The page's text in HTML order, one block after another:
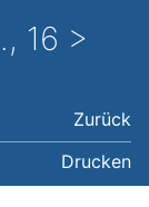
16 >
Zurück
Drucken